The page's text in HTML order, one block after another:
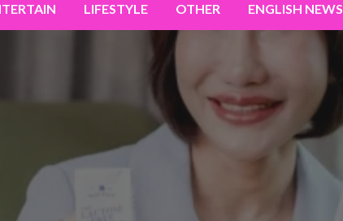
LIFESTYLE OTHER ENGLISH NEWS